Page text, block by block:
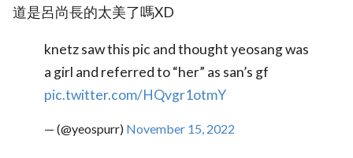
道是呂尚長的太美了嗎XD
knetz saw this pic and thought yeosang was
a girl and referred to “her” as san’s gf
pic.twitter.com/HQvgr1otmY
— (@yeospurr) November 15, 2022